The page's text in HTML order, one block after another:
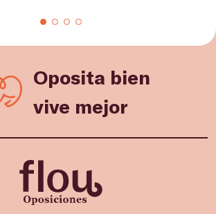
Oposita bien
vive mejor